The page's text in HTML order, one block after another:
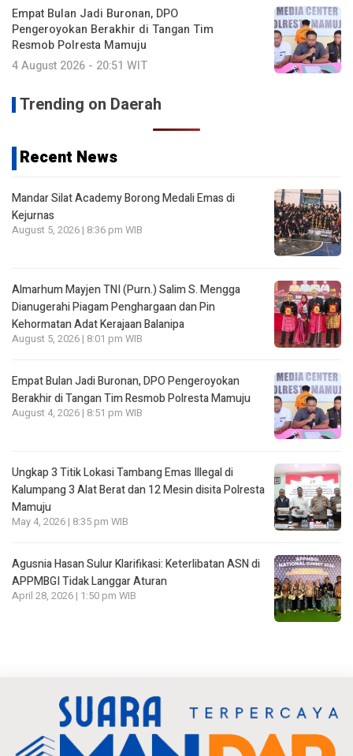
Empat Bulan Jadi Buronan, DPO
Pengeroyokan Berakhir di Tangan Tim
Resmob Polresta Mamuju
4 August 2026 - 20:51 WIT
Trending on Daerah
Recent News
Mandar Silat Academy Borong Medali Emas di
Kejurnas
August 5, 2026 | 8:36 pm WIB
Almarhum Mayjen TNI (Purn.) Salim S. Mengga
Dianugerahi Piagam Penghargaan dan Pin
Kehormatan Adat Kerajaan Balanipa
August 5, 2026 | 8:01 pm WIB
Empat Bulan Jadi Buronan, DPO Pengeroyokan
Berakhir di Tangan Tim Resmob Polresta Mamuju
August 4, 2026 | 8:51 pm WIB
Ungkap 3 Titik Lokasi Tambang Emas Illegal di
Kalumpang 3 Alat Berat dan 12 Mesin disita Polresta
Mamuju
May 4, 2026 | 8:35 pm WIB
Agusnia Hasan Sulur Klarifikasi: Keterlibatan ASN di
APPMBGI Tidak Langgar Aturan
April 28, 2026 | 1:50 pm WIB